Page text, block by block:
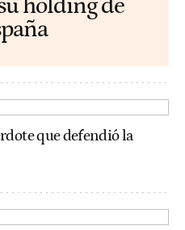
holding de
que defendió la